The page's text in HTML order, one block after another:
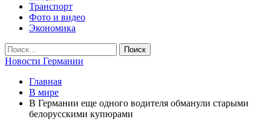
Транспорт
Фото и видео
Экономика
Новости Германии
Главная
В мире
В Германии еще одного водителя обманули старыми
белорусскими купюрами